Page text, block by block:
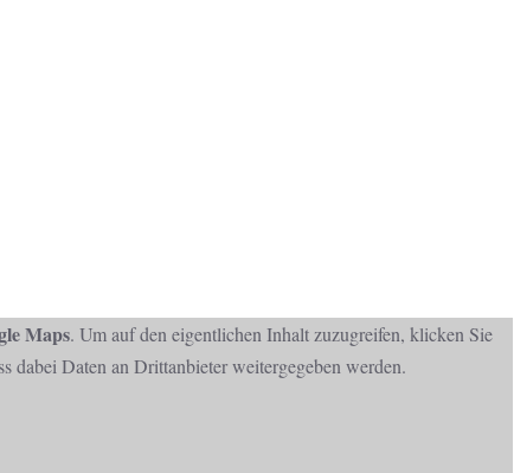
Maps. Um auf den eigentlichen Inhalt zuzugreifen, klicken Sie
dabei Daten an Drittanbieter weitergegeben werden.